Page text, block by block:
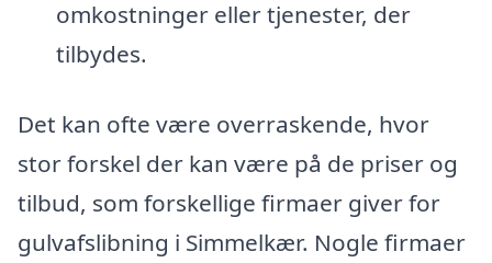
omkostninger eller tjenester, der
tilbydes.
Det kan ofte være overraskende, hvor
stor forskel der kan være på de priser og
tilbud, som forskellige firmaer giver for
gulvafslibning i Simmelkær. Nogle firmaer